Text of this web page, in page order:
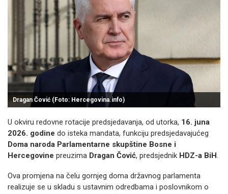
Dragan Čović (Foto: Hercegovina.info)
U okviru redovne rotacije predsjedavanja, od utorka, 16. juna
2026. godine do isteka mandata, funkciju predsjedavajućeg
Doma naroda Parlamentarne skupštine Bosne i
Hercegovine preuzima Dragan Čović, predsjednik HDZ-a BiH.
Ova promjena na čelu gornjeg doma državnog parlamenta
realizuje se u skladu s ustavnim odredbama i poslovnikom o